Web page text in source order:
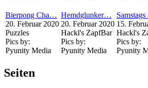
Bierpong Cha…
20. Februar 2020
Puzzles
Pics by:
Pyunity Media
Hemdglunker…
20. Februar 2020
Hackl's ZapfBar
Pics by:
Pyunity Media
15.
Hackl's
Pics by:
Pyunity
Seiten